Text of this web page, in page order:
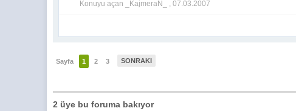
Konuyu açan _KajmeraN_ ,07.03.2007
Sayfa 1 2 3 SONRAKI
2 üye bu foruma bakıyor